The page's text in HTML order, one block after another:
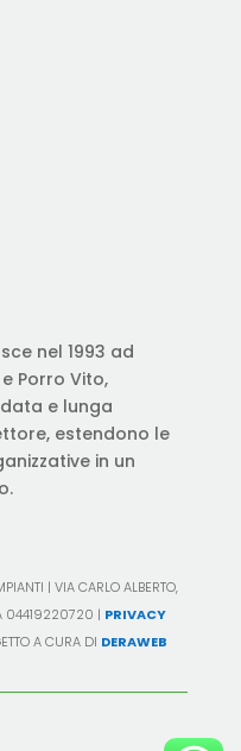
nel 1993 ad
Porro Vito,
e lunga
estendono le
in un
| VIA CARLO ALBERTO,
04419220720 | PRIVACY
A CURA DI DERAWEB